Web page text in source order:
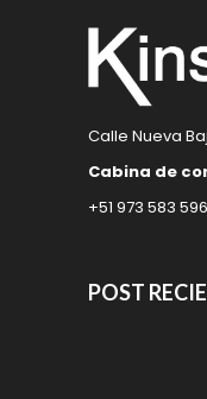
Calle Nueva
Cabina de
+51 973 583 596
POST